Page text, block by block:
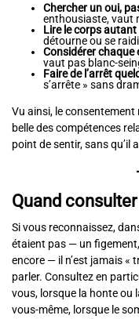
Chercher un oui,
enthousiaste, vaut
Lire le corps
détourne ou se
Considérer chaque
vaut pas blanc-
Faire de l’arrêt
s’arrête » sans
Vu ainsi, le consentement
belle des compétences
point de sentir, sans qu’il
Quand consulter
Si vous reconnaissez,
étaient pas — un
encore — il n’est jamais «
parler. Consultez en
vous, lorsque la honte ou
vous-même, lorsque le